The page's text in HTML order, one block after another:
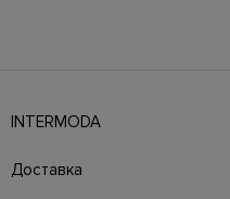
INTERMODA
брендов на 4 этажах в самом
также презентованы
Доставка